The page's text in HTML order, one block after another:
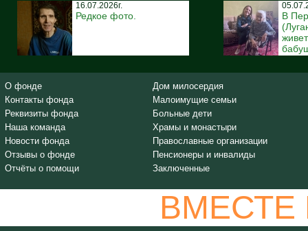
16.07.2026г.
Редкое фото.
В
О фонде
Контакты фонда
Реквизиты фонда
Наша команда
Новости фонда
Отзывы о фонде
Отчёты о помощи
Дом милосердия
Малоимущие семьи
Больные дети
Храмы и монастыри
Православные организации
Пенсионеры и инвалиды
Заключенные